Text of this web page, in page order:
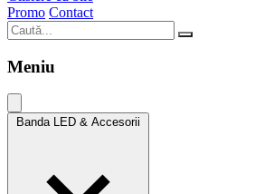
Promo Contact
Meniu
Banda LED & Accesorii